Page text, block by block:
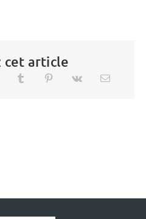
cet article